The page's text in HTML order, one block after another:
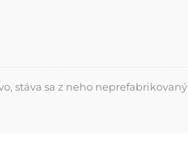
stáva sa z neho neprefabrikovaný